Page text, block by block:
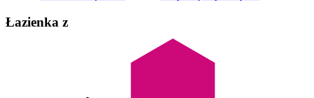
Łazienka z